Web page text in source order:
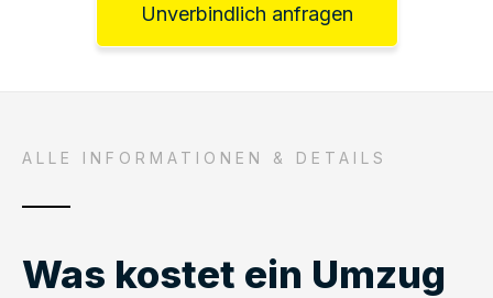
Unverbindlich anfragen
ALLE INFORMATIONEN & DETAILS
Was kostet ein Umzug